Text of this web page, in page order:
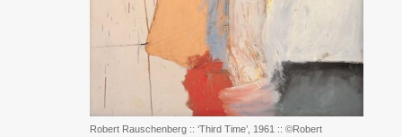
Robert Rauschenberg :: ‘Third Time’, 1961 :: ©Robert